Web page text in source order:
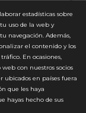
(requerido)
estadísticas sobre
uso de la web y
navegación. Además,
el contenido y los
En ocasiones,
con nuestros socios
ubicados en países fuera
que les haya
hayas hecho de sus